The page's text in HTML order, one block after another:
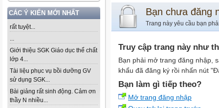
CÁC Ý KIẾN MỚI NHẤT
rất tuyệt...
...
Giới thiệu SGK Giáo dục thể chất
lớp 4...
Tài liệu phục vụ bồi dưỡng GV
sử dụng SGK...
Bài giảng rất sinh động. Cảm ơn
thầy N nhiều...
Bạn chưa đăng
Trang này yêu cầu bạn
Truy cập trang này như
Bạn phải mở trang đăng nhập,
khẩu đã đăng ký rồi nhấn nút
Bạn làm gì tiếp theo?
Mở trang đăng nhập